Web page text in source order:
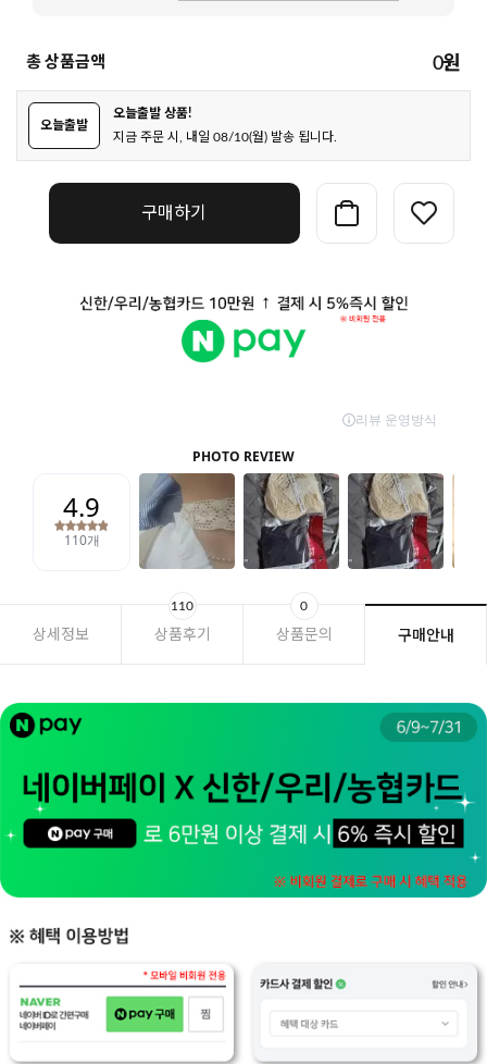
총 상품금액 0원
오늘출발
오늘출발 상품!
지금 주문 시, 내일 08/10(월) 발송 됩니다.
구매하기
상세정보 상품후기
110
상품문의
0
구매안내